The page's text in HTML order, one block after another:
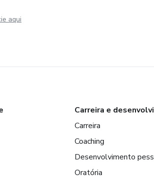
aqui
Carreira e
Carreira
Coaching
Desenvolvimento
Oratória